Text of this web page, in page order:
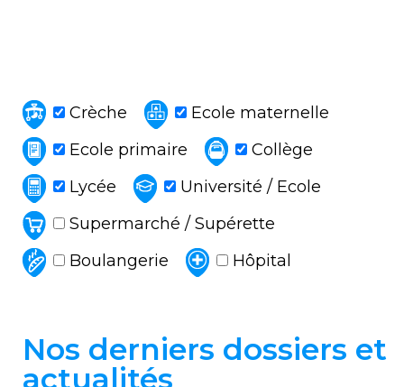
Crèche
Ecole maternelle
Ecole primaire
Collège
Lycée
Université / Ecole
Supermarché / Supérette
Boulangerie
Hôpital
Nos derniers dossiers et
actualités